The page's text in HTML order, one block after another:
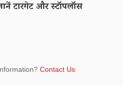
टारगेट और स्टॉपलॉस
Contact Us